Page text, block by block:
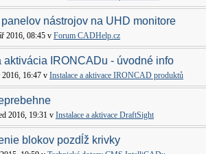
nástrojov na UHD monitore
2016, 08:45 v Forum CADHelp.cz
aktivácia IRONCADu - úvodné info
2016, 16:47 v Instalace a aktivace IRONCAD produktů
2016, 19:31 v Instalace a aktivace DraftSight
blokov pozdĺž krivky